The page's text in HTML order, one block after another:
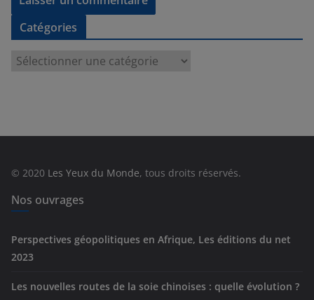
Catégories
e
s
© 2020 Les Yeux du Monde, tous droits réservés.
Nos ouvrages
Perspectives géopolitiques en Afrique, Les éditions du net
2023
Les nouvelles routes de la soie chinoises : quelle évolution ?